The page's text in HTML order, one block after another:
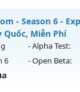
Webzen
Lâu Dài
- Mở máy chủ
- Season 6 -
Quốc, Miễn Phí
- Alpha Test:
6 - Open Beta: